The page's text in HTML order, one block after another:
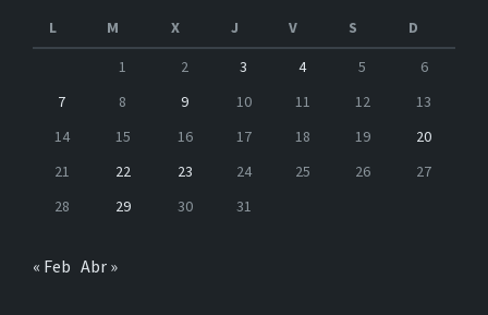
L
M X J V S
D
1
2 3 4 5
6
7
8 9 10 11 12
13
14
15 16 17 18 19
20
21
22 23 24 25 26
27
28
29 30 31
« Feb Abr »